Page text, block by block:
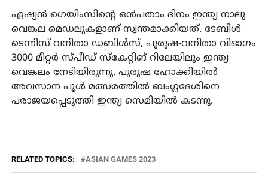
ഏഷ്യന്‍ ഗെയിംസിന്റെ ഒന്‍പതാം ദിനം ഇന്ത്യ നാലു
വെങ്കല മെഡലുകളാണ് സ്വന്തമാക്കിയത്. ടേബിള്‍
ടെന്നിസ് വനിതാ ഡബിള്‍സ്, പുരുഷ-വനിതാ വിഭാഗം
3000 മീറ്റര്‍ സ്പീഡ് സ്‌കേറ്റിങ് റിലേയിലും ഇന്ത്യ
വെങ്കലം നേടിയിരുന്നു. പുരുഷ ഹോക്കിയില്‍
അവസാന പൂള്‍ മത്സരത്തില്‍ ബംഗ്ലദേശിനെ
പരാജയപ്പെടുത്തി ഇന്ത്യ സെമിയില്‍ കടന്നു.
RELATED TOPICS: ASIAN GAMES 2023